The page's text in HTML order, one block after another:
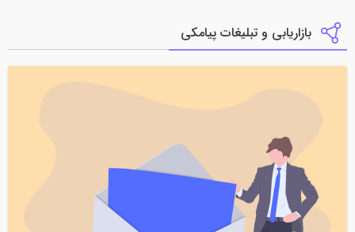
بازاریابی و تبلیغات پیامکی